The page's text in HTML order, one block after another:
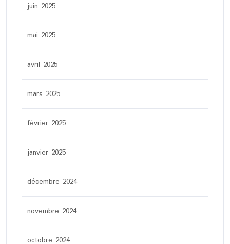
juin 2025
mai 2025
avril 2025
mars 2025
février 2025
janvier 2025
décembre 2024
novembre 2024
octobre 2024